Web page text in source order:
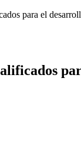
para el